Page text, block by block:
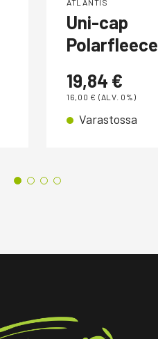
ATLANTIS
Uni-cap
Polarfleece
19,84 €
16,00 € (ALV. 0%)
Varastossa